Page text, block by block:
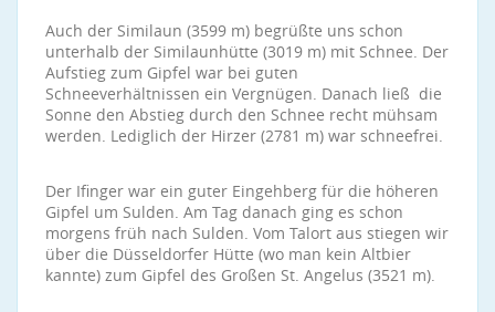
Auch der Similaun (3599 m) begrüßte uns schon
unterhalb der Similaunhütte (3019 m) mit Schnee. Der
Aufstieg zum Gipfel war bei guten
Schneeverhältnissen ein Vergnügen. Danach ließ die
Sonne den Abstieg durch den Schnee recht mühsam
werden. Lediglich der Hirzer (2781 m) war schneefrei.
Der Ifinger war ein guter Eingehberg für die höheren
Gipfel um Sulden. Am Tag danach ging es schon
morgens früh nach Sulden. Vom Talort aus stiegen wir
über die Düsseldorfer Hütte (wo man kein Altbier
kannte) zum Gipfel des Großen St. Angelus (3521 m).